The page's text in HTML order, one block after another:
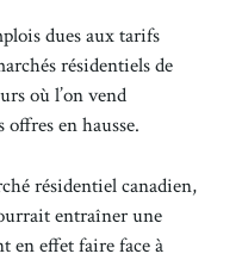
dues aux tarifs
résidentiels de
où l’on vend
en hausse.
résidentiel canadien,
entraîner une
en effet faire face à